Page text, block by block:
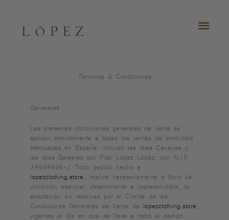
Términos & Condiciones
Generales
Las presentes condiciones generales de venta se
aplican estrictamente a todas las ventas de productos
efectuadas en España, incluido las Islas Canarias y
las Islas Baleares por Pilar López López, con N.I.F.
34994996-J. Todo pedido hecho a
lopezclothing.store , implica necesariamente a título de
condición esencial, determinante e imprescindible, la
aceptación sin reservas por el Cliente de las
Condiciones Generales de Venta de lopezclothing.store
vigentes el día en que se lleve a cabo el pedido